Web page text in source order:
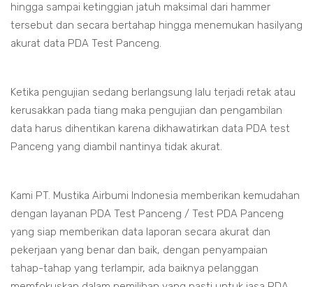
hingga sampai ketinggian jatuh maksimal dari hammer
tersebut dan secara bertahap hingga menemukan hasilyang
akurat data PDA Test Panceng.
Ketika pengujian sedang berlangsung lalu terjadi retak atau
kerusakkan pada tiang maka pengujian dan pengambilan
data harus dihentikan karena dikhawatirkan data PDA test
Panceng yang diambil nantinya tidak akurat.
Kami PT. Mustika Airbumi Indonesia memberikan kemudahan
dengan layanan PDA Test Panceng / Test PDA Panceng
yang siap memberikan data laporan secara akurat dan
pekerjaan yang benar dan baik, dengan penyampaian
tahap-tahap yang terlampir, ada baiknya pelanggan